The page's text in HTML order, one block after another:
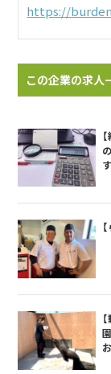
https://
この企業の求人